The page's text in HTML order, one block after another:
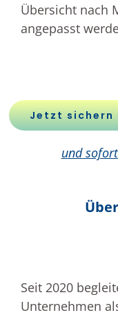
Übersicht nach
angepasst
Jetzt sichern
und
Seit 2020
Unternehmen